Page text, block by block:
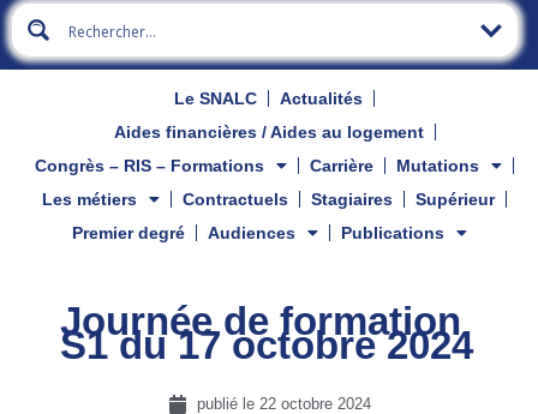
Le SNALC
Actualités
Aides financières / Aides au logement
Congrès – RIS – Formations
Carrière
Mutations
Les métiers
Contractuels Stagiaires
Supérieur
Premier degré
Audiences Publications
Journée de formation
S1 du 17 octobre 2024
publié le 22 octobre 2024